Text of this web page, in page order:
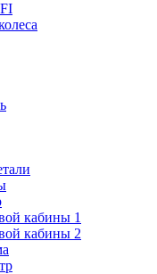
кабины 1
кабины 2